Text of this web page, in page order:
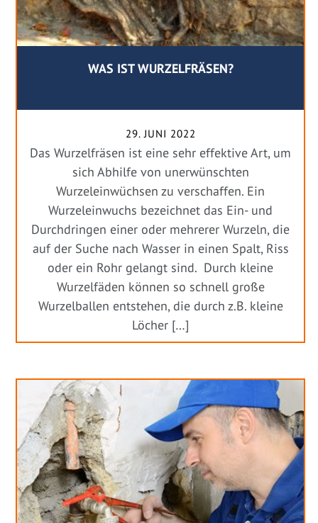
WAS IST WURZELFRÄSEN?
29. JUNI 2022
Das Wurzelfräsen ist eine sehr effektive Art, um
sich Abhilfe von unerwünschten
Wurzeleinwüchsen zu verschaffen. Ein
Wurzeleinwuchs bezeichnet das Ein- und
Durchdringen einer oder mehrerer Wurzeln, die
auf der Suche nach Wasser in einen Spalt, Riss
oder ein Rohr gelangt sind. Durch kleine
Wurzelfäden können so schnell große
Wurzelballen entstehen, die durch z.B. kleine
Löcher […]